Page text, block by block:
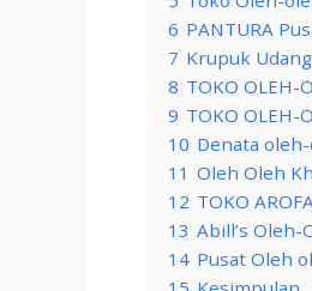
6 PANTURA
7 Krupuk
8 TOKO OLEH-
9 TOKO OLEH-
10 Denata
11 Oleh Oleh
12 TOKO
13 Abill’s Oleh-
14 Pusat Oleh